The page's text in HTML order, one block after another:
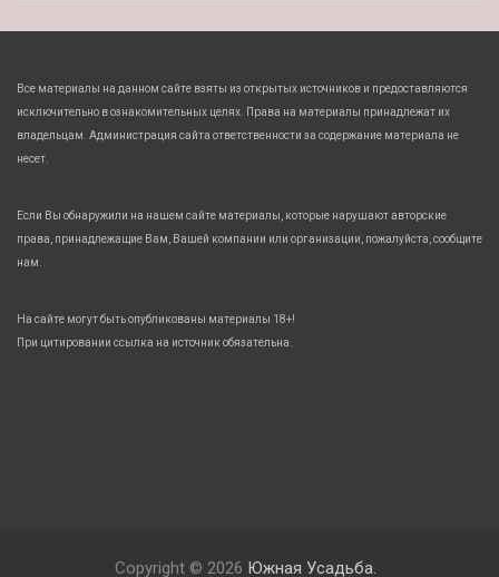
Все материалы на данном сайте взяты из открытых источников и предоставляются
исключительно в ознакомительных целях. Права на материалы принадлежат их
владельцам. Администрация сайта ответственности за содержание материала не
несет.
Если Вы обнаружили на нашем сайте материалы, которые нарушают авторские
права, принадлежащие Вам, Вашей компании или организации, пожалуйста, сообщите
нам.
На сайте могут быть опубликованы материалы 18+!
При цитировании ссылка на источник обязательна.
Copyright © 2026 Южная Усадьба.